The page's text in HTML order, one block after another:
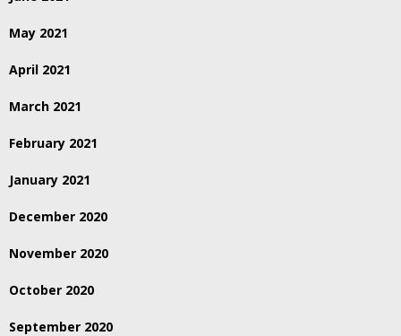
May 2021
April 2021
March 2021
February 2021
January 2021
December 2020
November 2020
October 2020
September 2020